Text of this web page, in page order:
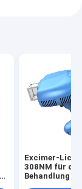
Excimer-Licht
308NM für die
Behandlung